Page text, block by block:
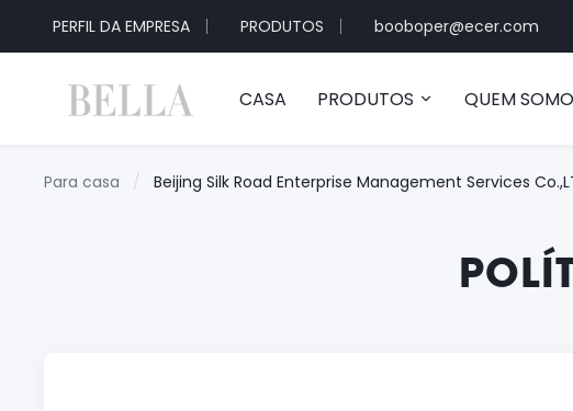
PERFIL DA EMPRESA PRODUTOS booboper@ecer.com
CASA PRODUTOS QUEM
Para casa / Beijing Silk Road Enterprise Management Services